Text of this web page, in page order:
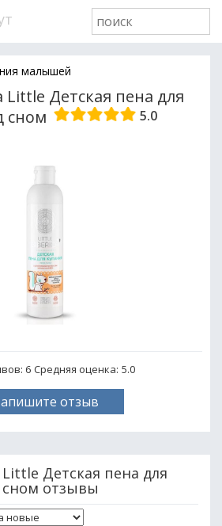
малышей
Little Детская пена для
сном
5.0
6 Средняя оценка: 5.0
отзыв
Детская пена для
сном отзывы